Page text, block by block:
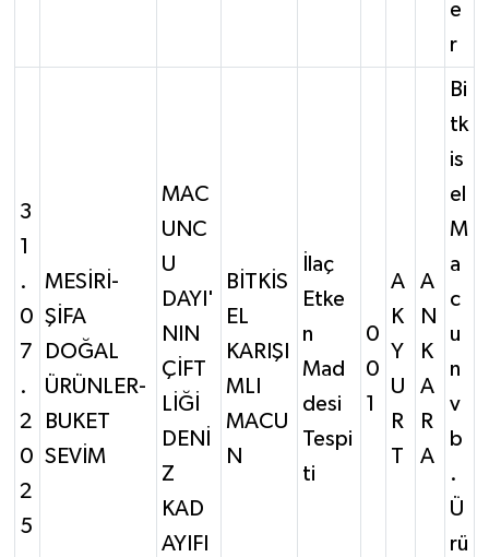
e
r
3
1
.
0
7
.
2
0
2
5
MESİRİ-
ŞİFA
DOĞAL
ÜRÜNLER-
BUKET
SEVİM
MAC
UNC
U
DAYI'
NIN
ÇİFT
LİĞİ
DENİ
Z
KAD
AYIFI
BİTKİS
EL
KARIŞI
MLI
MACU
N
İlaç
Etke
n
Mad
desi
Tespi
ti
0
0
1
A
K
Y
U
R
T
A
N
K
A
R
A
Bi
tk
is
el
M
a
c
u
n
v
b
.
Ü
rü